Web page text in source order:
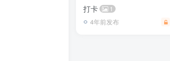
打卡 1
4年前发布